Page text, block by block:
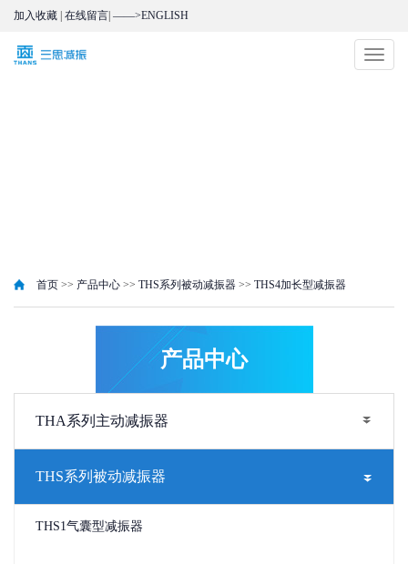
加入收藏 在线留言 ——>ENGLISH
切
换
首页 >> 产品中心 >> THS系列被动减振器 >> THS4加长型减振器
产品中心
THA系列主动减振器
THS系列被动减振器
THS1气囊型减振器